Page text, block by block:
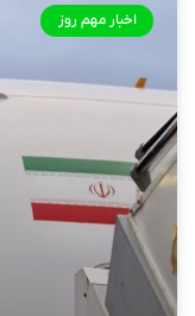
اخبار مهم روز